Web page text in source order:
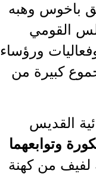
باخوس وهبه
القومي
ورؤساء
كبيرة من
القديس
وتوابعهما
لفيف من كهنة